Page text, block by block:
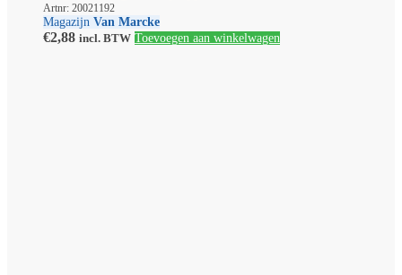
Artnr: 20021192
Magazijn Van Marcke
€2,88 incl. BTW Toevoegen aan winkelwagen